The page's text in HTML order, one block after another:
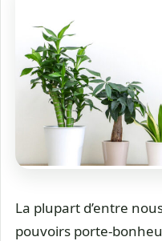
La plupart d’entre
pouvoirs porte-